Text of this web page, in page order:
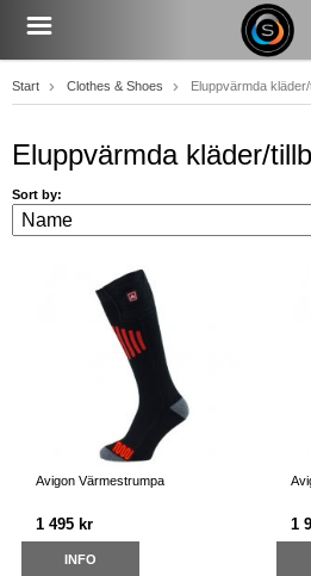
Start Clothes & Shoes Eluppvärmda
Eluppvärmda kläder/
Sort by:
Avigon Värmestrumpa
1 495 kr
INFO
1